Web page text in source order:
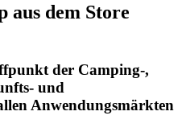
aus dem Store
der Camping-,
und
Anwendungsmärkten